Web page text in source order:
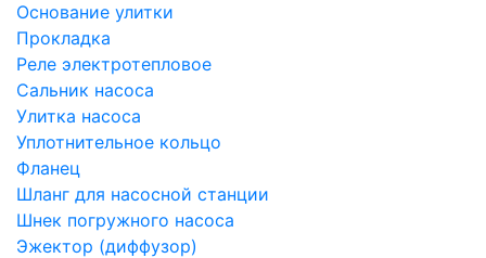
Основание улитки
Прокладка
Реле электротепловое
Сальник насоса
Улитка насоса
Уплотнительное кольцо
Фланец
Шланг для насосной станции
Шнек погружного насоса
Эжектор (диффузор)